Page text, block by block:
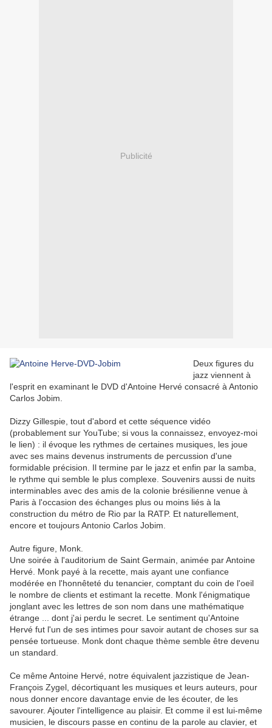
Publicité
Deux figures du
jazz viennent à
l'esprit en examinant le DVD d'Antoine Hervé consacré à Antonio
Carlos Jobim.
Dizzy Gillespie, tout d'abord et cette séquence vidéo
(probablement sur YouTube; si vous la connaissez, envoyez-moi
le lien) : il évoque les rythmes de certaines musiques, les joue
avec ses mains devenus instruments de percussion d'une
formidable précision. Il termine par le jazz et enfin par la samba,
le rythme qui semble le plus complexe. Souvenirs aussi de nuits
interminables avec des amis de la colonie brésilienne venue à
Paris à l'occasion des échanges plus ou moins liés à la
construction du métro de Rio par la RATP. Et naturellement,
encore et toujours Antonio Carlos Jobim.
Autre figure, Monk.
Une soirée à l'auditorium de Saint Germain, animée par Antoine
Hervé. Monk payé à la recette, mais ayant une confiance
modérée en l'honnêteté du tenancier, comptant du coin de l'oeil
le nombre de clients et estimant la recette. Monk l'énigmatique
jonglant avec les lettres de son nom dans une mathématique
étrange ... dont j'ai perdu le secret. Le sentiment qu'Antoine
Hervé fut l'un de ses intimes pour savoir autant de choses sur sa
pensée tortueuse. Monk dont chaque thème semble être devenu
un standard.
Ce même Antoine Hervé, notre équivalent jazzistique de Jean-
François Zygel, décortiquant les musiques et leurs auteurs, pour
nous donner encore davantage envie de les écouter, de les
savourer. Ajouter l'intelligence au plaisir. Et comme il est lui-même
musicien, le discours passe en continu de la parole au clavier, et